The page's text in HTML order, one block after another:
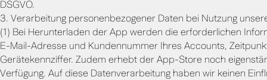
DSGVO.
3. Verarbeitung personenbezogener Daten bei Nutzung
(1) Bei Herunterladen der App werden die erforderlichen
E-Mail-Adresse und Kundennummer Ihres Accounts,
Gerätekennziffer. Zudem erhebt der App-Store noch
Verfügung. Auf diese Datenverarbeitung haben wir keinen